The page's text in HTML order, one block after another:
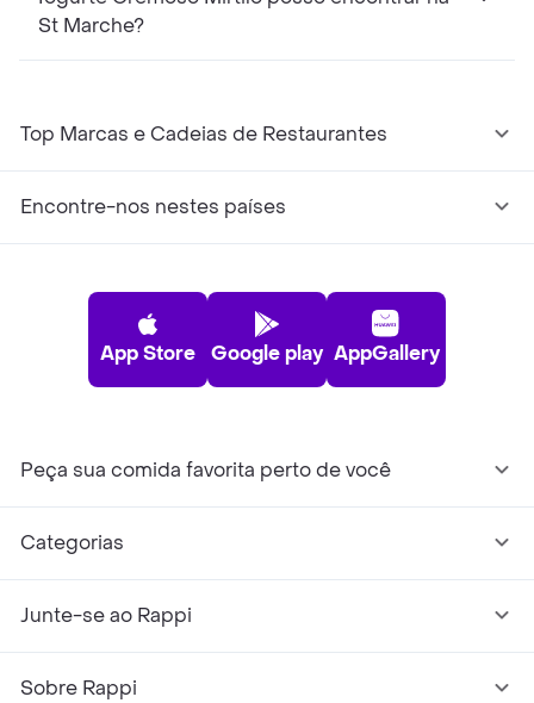
St Marche?
Top Marcas e Cadeias de Restaurantes
Encontre-nos nestes países
App Store Google play AppGallery
Peça sua comida favorita perto de você
Categorias
Junte-se ao Rappi
Sobre Rappi